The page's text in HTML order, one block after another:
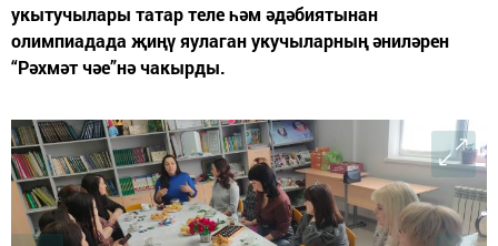
укытучылары татар теле һәм әдәбиятынан
олимпиадада җиңү яулаган укучыларның әниләрен
“Рәхмәт чәе”нә чакырды.